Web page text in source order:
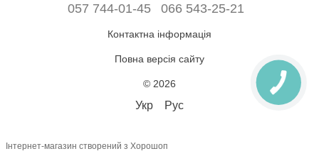
057 744-01-45 066 543-25-21
Контактна інформація
Повна версія сайту
© 2026
Укр Рус
Інтернет-магазин створений з Хорошоп